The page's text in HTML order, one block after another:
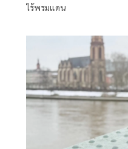
ไร้พรมแดน